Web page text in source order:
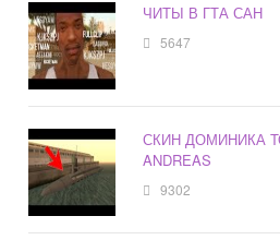
ЧИТЫ В ГТА САН
5647
СКИН ДОМИНИКА
ANDREAS
9302